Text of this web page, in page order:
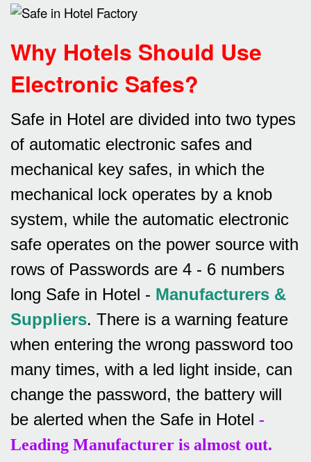
Why Hotels Should Use
Electronic Safes?
Safe in Hotel are divided into two types
of automatic electronic safes and
mechanical key safes, in which the
mechanical lock operates by a knob
system, while the automatic electronic
safe operates on the power source with
rows of Passwords are 4 - 6 numbers
long Safe in Hotel - Manufacturers &
Suppliers. There is a warning feature
when entering the wrong password too
many times, with a led light inside, can
change the password, the battery will
be alerted when the Safe in Hotel -
Leading Manufacturer is almost out.